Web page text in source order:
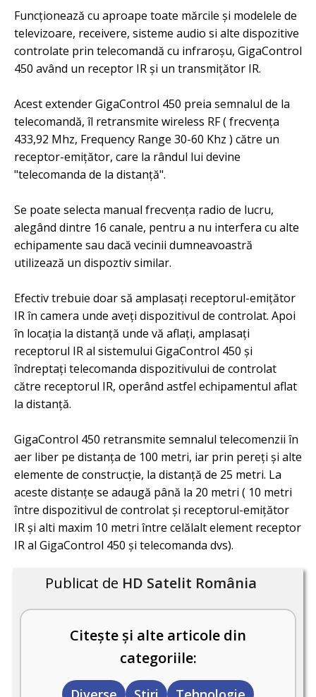
Funcționează cu aproape toate mărcile și modelele de
televizoare, receivere, sisteme audio si alte dispozitive
controlate prin telecomandă cu infraroșu, GigaControl
450 având un receptor IR și un transmițător IR.
Acest extender GigaControl 450 preia semnalul de la
telecomandă, îl retransmite wireless RF ( frecvența
433,92 Mhz, Frequency Range 30-60 Khz ) către un
receptor-emițător, care la rândul lui devine
"telecomanda de la distanță".
Se poate selecta manual frecvența radio de lucru,
alegând dintre 16 canale, pentru a nu interfera cu alte
echipamente sau dacă vecinii dumneavoastră
utilizează un dispoztiv similar.
Efectiv trebuie doar să amplasați receptorul-emițător
IR în camera unde aveți dispozitivul de controlat. Apoi
în locația la distanță unde vă aflați, amplasați
receptorul IR al sistemului GigaControl 450 și
îndreptați telecomanda dispozitivului de controlat
către receptorul IR, operând astfel echipamentul aflat
la distanță.
GigaControl 450 retransmite semnalul telecomenzii în
aer liber pe distanța de 100 metri, iar prin pereți și alte
elemente de construcție, la distanță de 25 metri. La
aceste distanțe se adaugă până la 20 metri ( 10 metri
între dispozitivul de controlat și receptorul-emițător
IR și alti maxim 10 metri între celălalt element receptor
IR al GigaControl 450 și telecomanda dvs).
Publicat de HD Satelit România
Citește și alte articole din
categoriile: